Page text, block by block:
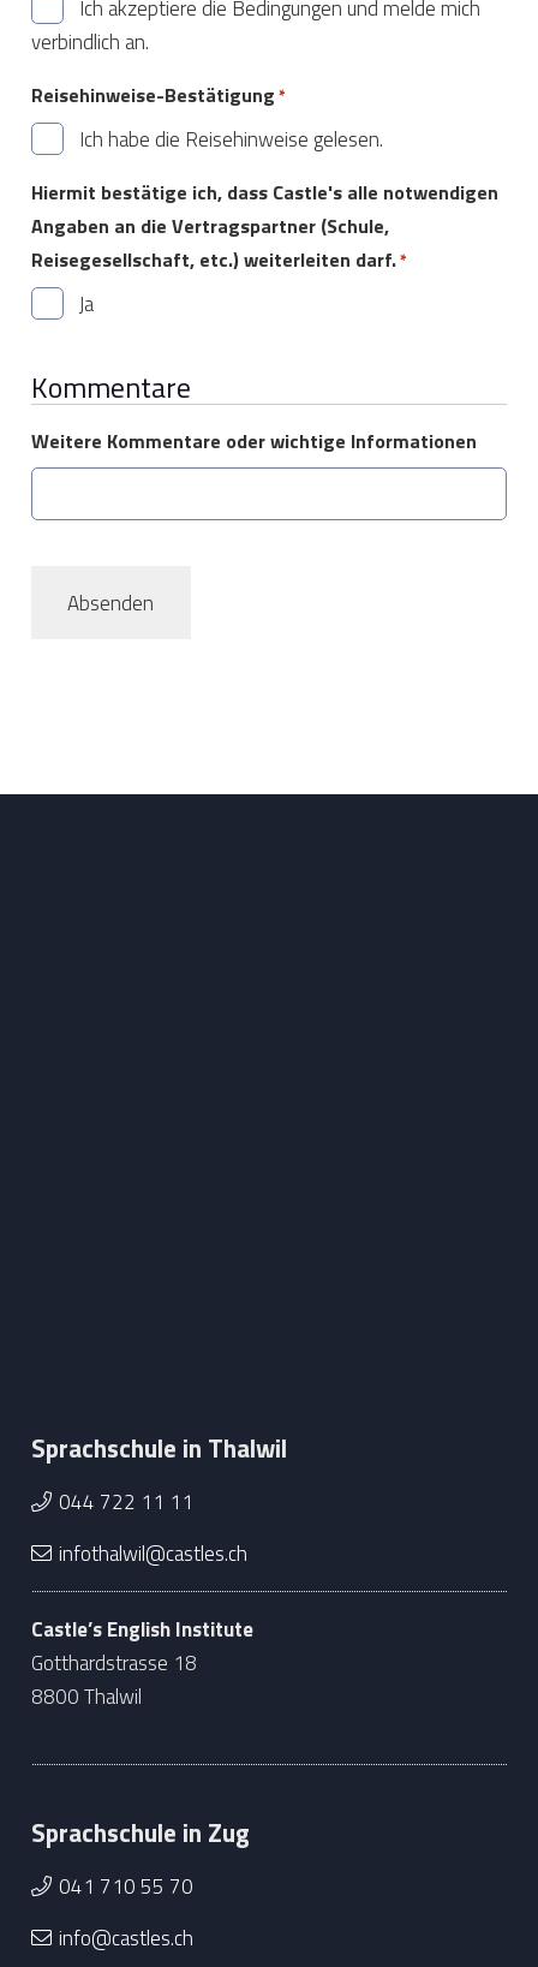
Ich akzeptiere die Bedingungen und melde mich
verbindlich an.
Reisehinweise-Bestätigung *
Ich habe die Reisehinweise gelesen.
Hiermit bestätige ich, dass Castle's alle notwendigen
Angaben an die Vertragspartner (Schule,
Reisegesellschaft, etc.) weiterleiten darf.*
Ja
Kommentare
Weitere Kommentare oder wichtige Informationen
Sprachschule in Thalwil
044 722 11 11
infothalwil@castles.ch
Castle’s English Institute
Gotthardstrasse 18
8800 Thalwil
Sprachschule in Zug
041 710 55 70
info@castles.ch